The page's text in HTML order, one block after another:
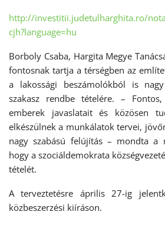
http://investitii.judetulharghita.ro/
cjh?language=hu
Borboly Csaba, Hargita Megye
fontosnak tartja a térségben az
a lakossági beszámolókból is
szakasz rendbe tételére. –
emberek javaslatait és közösen
elkészülnek a munkálatok tervei,
nagy szabású felújítás – mondta a
hogy a szociáldemokrata
tételét.
A terveztetésre április 27-ig
közbeszerzési kiíráson.